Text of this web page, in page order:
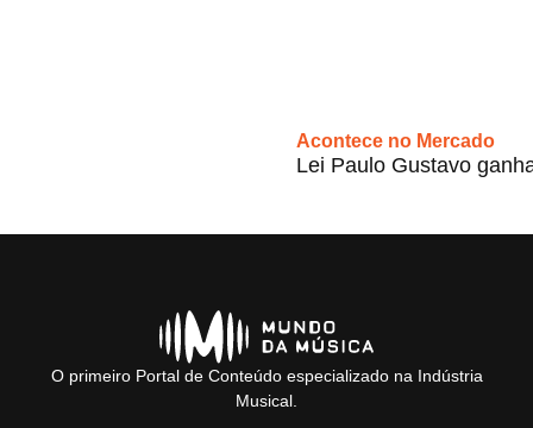
Acontece no Mercado
Lei Paulo Gustavo
O primeiro Portal de Conteúdo especializado na Indústria
Musical.